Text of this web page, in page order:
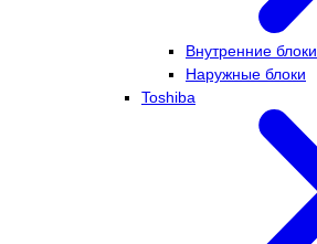
Внутренние блоки
Наружные блоки
Toshiba